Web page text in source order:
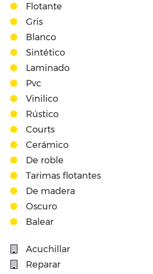
Flotante
Gris
Blanco
Sintético
Laminado
Pvc
Vinilico
Rústico
Courts
Cerámico
De roble
Tarimas flotantes
De madera
Oscuro
Balear
Acuchillar
Reparar